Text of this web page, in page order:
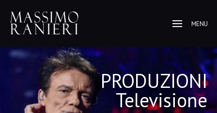
MENU
PRODUZIONI
Televisione